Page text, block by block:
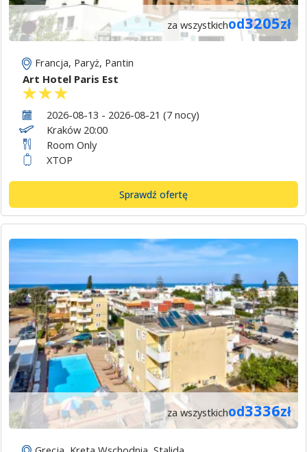
za wszystkichod3205zł
Francja, Paryż, Pantin
Art Hotel Paris Est
2026-08-13 - 2026-08-21 (7 nocy)
Kraków 20:00
Room Only
XTOP
Sprawdź ofertę
za wszystkichod3336zł